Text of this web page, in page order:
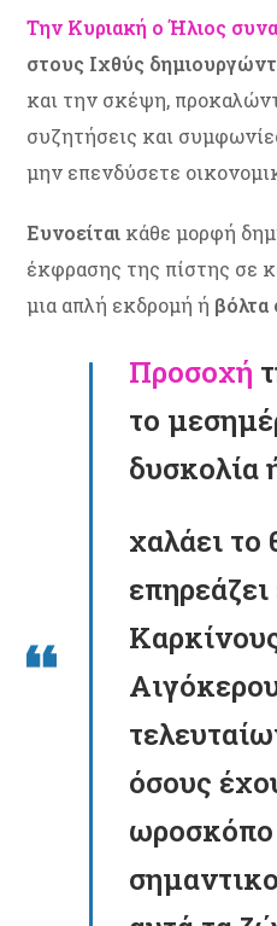
Την Κυριακή ο Ήλιος
στους Ιχθύς
και την σκέψη,
συζητήσεις και
μην επενδύσετε
Ευνοείται κάθε μορφή
έκφρασης της πίστης σε
μια απλή εκδρομή ή βόλτα
Προσοχή
το
δυσκολία
χαλάει το
όσους
ωροσκόπο